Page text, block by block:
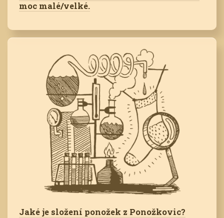
moc malé/velké.
Jaké je složení ponožek z Ponožkovic?